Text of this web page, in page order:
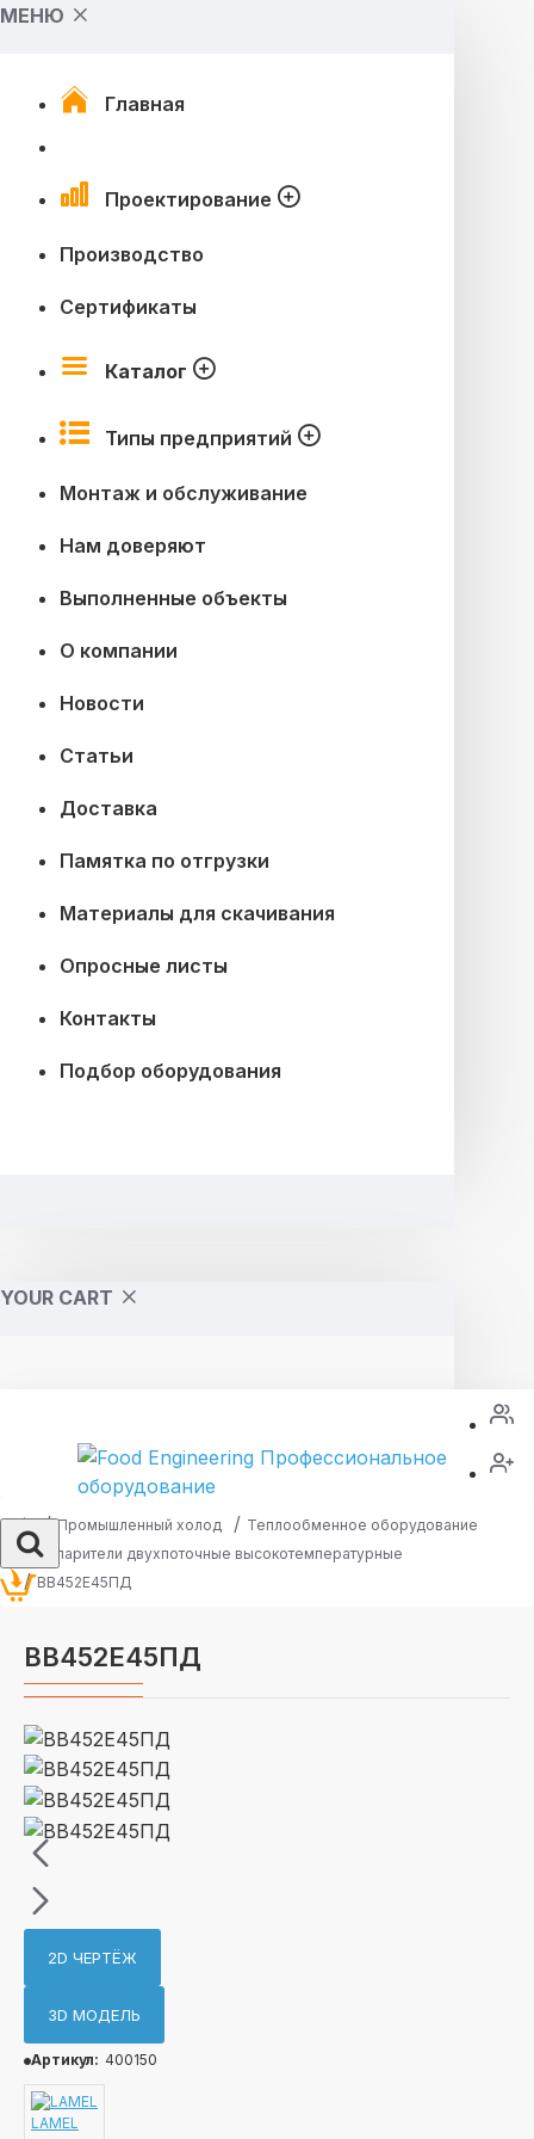
МЕНЮ
Главная
Проектирование
Производство
Сертификаты
Каталог
Типы предприятий
Монтаж и обслуживание
Нам доверяют
Выполненные объекты
О компании
Новости
Статьи
Доставка
Памятка по отгрузки
Материалы для скачивания
Опросные листы
Контакты
Подбор оборудования
YOUR CART
Промышленный холод
Теплообменное оборудование
Испарители двухпоточные высокотемпературные
ВВ452Е45ПД
ВВ452Е45ПД
2D ЧЕРТЁЖ
3D МОДЕЛЬ
Артикул: 400150
LAMEL